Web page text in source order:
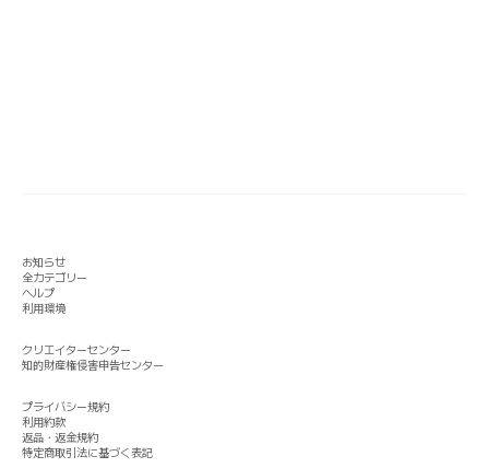
お知らせ
全カテゴリー
ヘルプ
利用環境
クリエイターセンター
知的財産権侵害申告センター
プライバシー規約
利用約款
返品・返金規約
特定商取引法に基づく表記